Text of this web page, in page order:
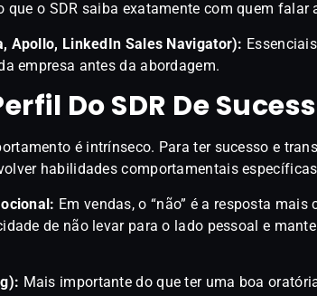
o SDR saiba exatamente com quem falar
Apollo, LinkedIn Sales Navigator):
empresa antes da abordagem.
Do SDR De
é intrínseco. Para ter sucesso e
habilidades comportamentais
Em vendas, o “não” é a resposta mais
de não levar para o lado pessoal e
Mais importante do que ter uma boa